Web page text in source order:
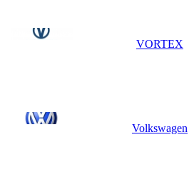
VORTEX
Volkswagen